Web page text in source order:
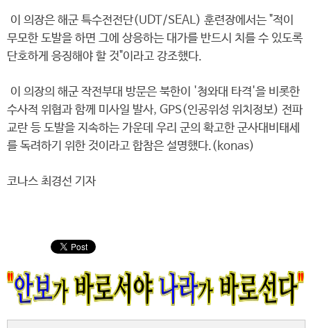
이 의장은 해군 특수전전단(UDT/SEAL) 훈련장에서는 "적이
무모한 도발을 하면 그에 상응하는 대가를 반드시 치를 수 있도록
단호하게 응징해야 할 것"이라고 강조했다.
이 의장의 해군 작전부대 방문은 북한이 '청와대 타격'을 비롯한
수사적 위협과 함께 미사일 발사, GPS(인공위성 위치정보) 전파
교란 등 도발을 지속하는 가운데 우리 군의 확고한 군사대비태세
를 독려하기 위한 것이라고 합참은 설명했다.(konas)
코나스 최경선 기자